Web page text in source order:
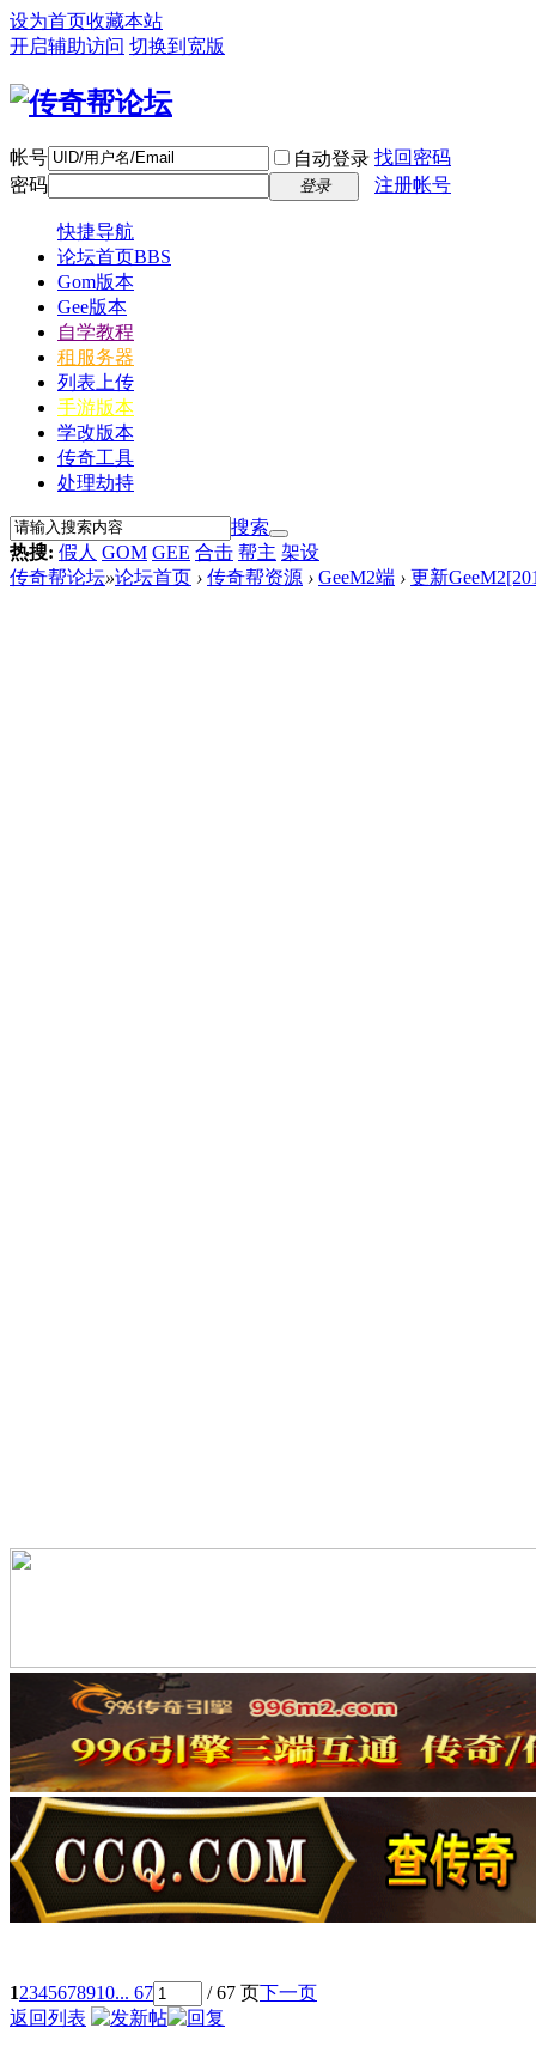
设为首页收藏本站
开启辅助访问 切换到宽版
帐号 自动登录 找回密码
密码
登录 注册帐号
快捷导航
论坛首页BBS
Gom版本
Gee版本
自学教程
租服务器
列表上传
手游版本
学改版本
传奇工具
处理劫持
搜索
热搜: 假人 GOM GEE 合击 帮主 架设
传奇帮论坛»论坛首页 › 传奇帮资源 › GeeM2端 › 更新
12345678910... 67 / 67 页下一页
返回列表